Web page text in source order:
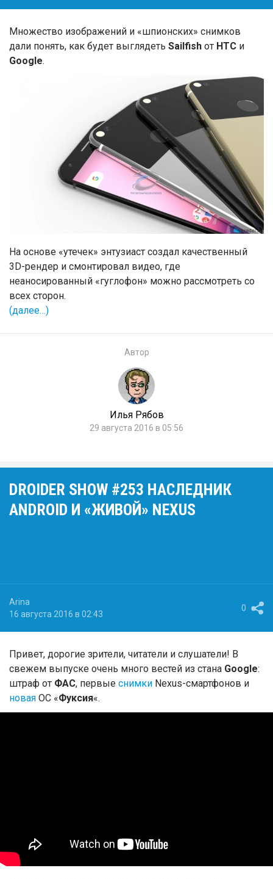
Множество изображений и «шпионских» снимков
дали понять, как будет выглядеть Sailfish от HTC и
Google.
На основе «утечек» энтузиаст создал качественный
3D-рендер и смонтировал видео, где
неаносированный «гуглофон» можно рассмотреть со
всех сторон.
(далее…)
Автор
Илья Рябов
29 августа 2016 в 05:56
DROIDER SHOW #253 НАСЛЕДНИК
ANDROID И «ЖИВОЙ» NEXUS
Arina
16 августа 2016 в 02:43
0
Привет, дорогие зрители, читатели и слушатели! В
свежем выпуске очень много вестей из стана Google:
штраф от ФАС, первые снимки Nexus-смартфонов и
новая ОС «Фуксия«.